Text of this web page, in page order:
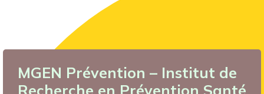
MGEN Prévention – Institut de